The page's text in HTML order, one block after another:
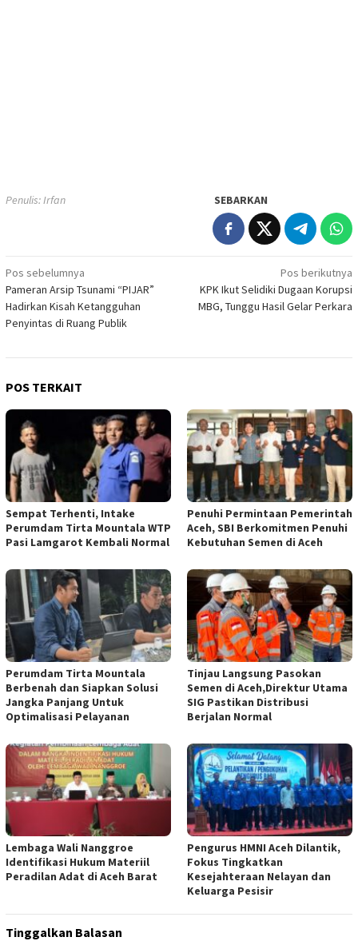
Penulis: Irfan SEBARKAN
Navigasi
pos
Pos sebelumnya
Pameran Arsip Tsunami “PIJAR”
Hadirkan Kisah Ketangguhan
Penyintas di Ruang Publik
Pos berikutnya
KPK Ikut Selidiki Dugaan Korupsi
MBG, Tunggu Hasil Gelar Perkara
POS TERKAIT
Sempat Terhenti, Intake
Perumdam Tirta Mountala WTP
Pasi Lamgarot Kembali Normal
Penuhi Permintaan Pemerintah
Aceh, SBI Berkomitmen Penuhi
Kebutuhan Semen di Aceh
Perumdam Tirta Mountala
Berbenah dan Siapkan Solusi
Jangka Panjang Untuk
Optimalisasi Pelayanan
Tinjau Langsung Pasokan
Semen di Aceh,Direktur Utama
SIG Pastikan Distribusi
Berjalan Normal
Lembaga Wali Nanggroe
Identifikasi Hukum Materiil
Peradilan Adat di Aceh Barat
Pengurus HMNI Aceh Dilantik,
Fokus Tingkatkan
Kesejahteraan Nelayan dan
Keluarga Pesisir
Tinggalkan Balasan